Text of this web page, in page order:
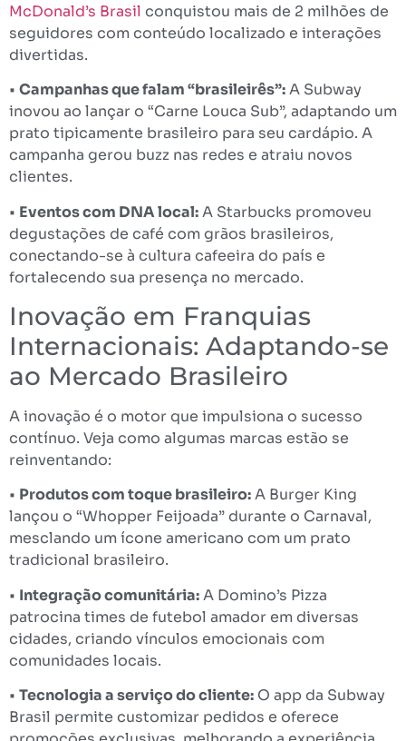
McDonald’s Brasil conquistou mais de 2 milhões de
seguidores com conteúdo localizado e interações
divertidas.
• Campanhas que falam “brasileirês”:A Subway
inovou ao lançar o “Carne Louca Sub”, adaptando um
prato tipicamente brasileiro para seu cardápio. A
campanha gerou buzz nas redes e atraiu novos
clientes.
• Eventos com DNA local:A Starbucks promoveu
degustações de café com grãos brasileiros,
conectando-se à cultura cafeeira do país e
fortalecendo sua presença no mercado.
Inovação em Franquias
Internacionais: Adaptando-se
ao Mercado Brasileiro
A inovação é o motor que impulsiona o sucesso
contínuo. Veja como algumas marcas estão se
reinventando:
• Produtos com toque brasileiro:A Burger King
lançou o “Whopper Feijoada” durante o Carnaval,
mesclando um ícone americano com um prato
tradicional brasileiro.
• Integração comunitária:A Domino’s Pizza
patrocina times de futebol amador em diversas
cidades, criando vínculos emocionais com
comunidades locais.
• Tecnologia a serviço do cliente: O app da Subway
Brasil permite customizar pedidos e oferece